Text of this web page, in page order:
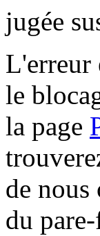
jugée
L'erreur
le
la page
de nous
du